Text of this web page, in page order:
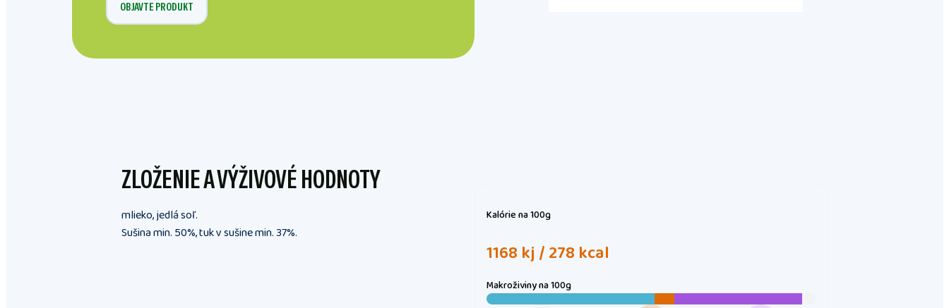
OBJAVTE PRODUKT
ZLOŽENIE A VÝŽIVOVÉ HODNOTY
mlieko, jedlá soľ.
Sušina min. 50%, tuk v sušine min. 37%.
Kalóriena 100g
1168 kj / 278 kcal
Makroživinyna 100g